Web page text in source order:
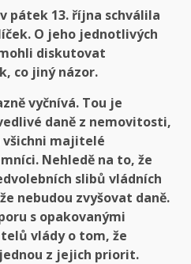
pátek 13. října schválila
O jeho jednotlivých
diskutovat
co jiný názor.
vyčnívá. Tou je
daně z nemovitosti,
majitelé
Nehledě na to, že
slibů vládních
nebudou zvyšovat daně.
s opakovanými
vlády o tom, že
z jejich priorit.